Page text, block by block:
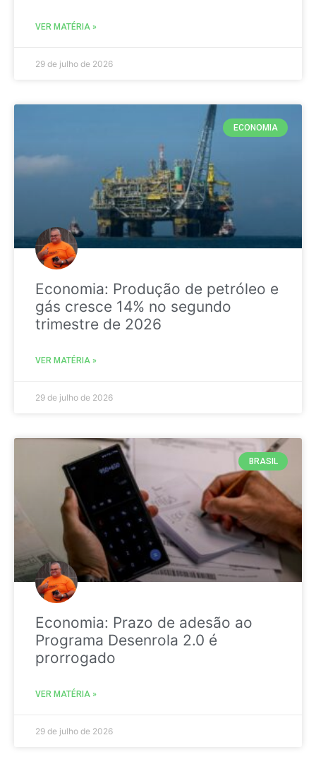
VER MATÉRIA »
29 de julho de 2026
ECONOMIA
Economia: Produção de petróleo e
gás cresce 14% no segundo
trimestre de 2026
VER MATÉRIA »
29 de julho de 2026
BRASIL
Economia: Prazo de adesão ao
Programa Desenrola 2.0 é
prorrogado
VER MATÉRIA »
29 de julho de 2026